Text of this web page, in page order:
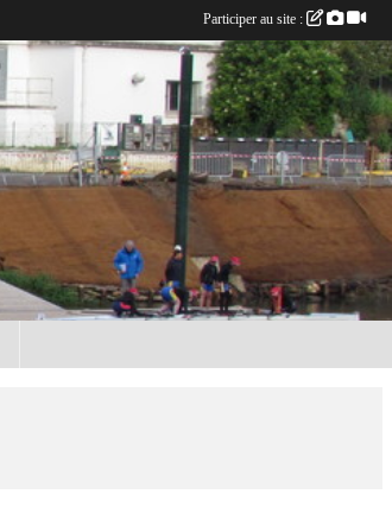
Participer au site :